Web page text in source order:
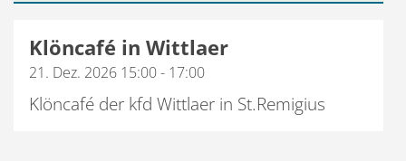
Klöncafé in Wittlaer
21. Dez. 2026 15:00 - 17:00
Klöncafé der kfd Wittlaer in St.Remigius